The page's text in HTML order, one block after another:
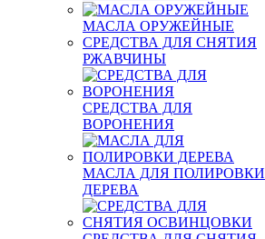
МАСЛА ОРУЖЕЙНЫЕ
СРЕДСТВА ДЛЯ СНЯТИЯ
РЖАВЧИНЫ
СРЕДСТВА ДЛЯ
ВОРОНЕНИЯ
МАСЛА ДЛЯ ПОЛИРОВКИ
ДЕРЕВА